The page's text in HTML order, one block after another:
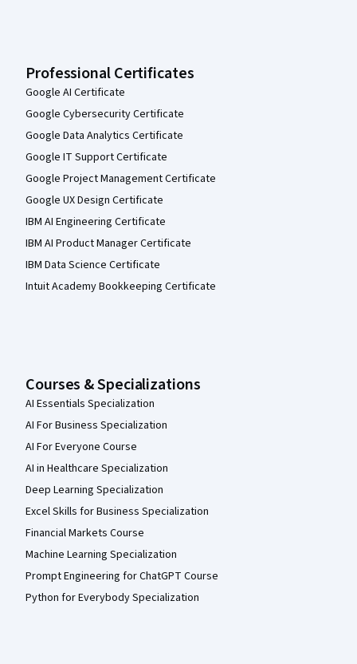
Professional Certificates
Google AI Certificate
Google Cybersecurity Certificate
Google Data Analytics Certificate
Google IT Support Certificate
Google Project Management Certificate
Google UX Design Certificate
IBM AI Engineering Certificate
IBM AI Product Manager Certificate
IBM Data Science Certificate
Intuit Academy Bookkeeping Certificate
Courses & Specializations
AI Essentials Specialization
AI For Business Specialization
AI For Everyone Course
AI in Healthcare Specialization
Deep Learning Specialization
Excel Skills for Business Specialization
Financial Markets Course
Machine Learning Specialization
Prompt Engineering for ChatGPT Course
Python for Everybody Specialization